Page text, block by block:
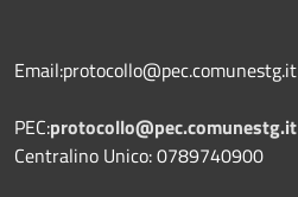
Email:protocollo@pec.comunestg.it
PEC:protocollo@pec.comunestg.it
Centralino Unico: 0789740900